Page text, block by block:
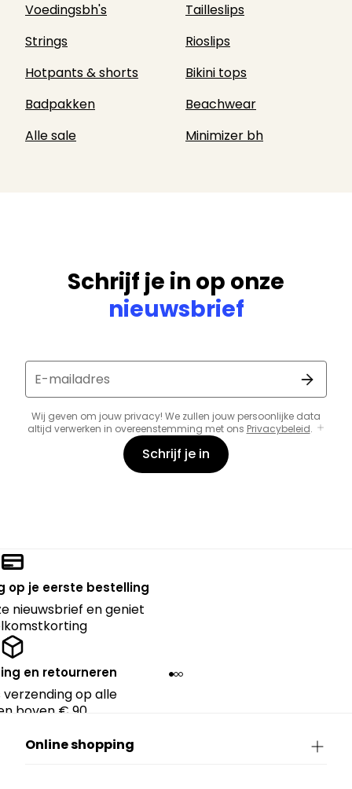
Voedingsbh's
Tailleslips
Strings
Rioslips
Hotpants & shorts
Bikini tops
Badpakken
Beachwear
Alle sale
Minimizer bh
Schrijf je in op onze
nieuwsbrief
E-mailadres
Wij geven om jouw privacy! We zullen jouw persoonlijke data
altijd verwerken in overeenstemming met ons Privacybeleid.
Schrijf je in
op je eerste bestelling
nieuwsbrief en geniet
en retourneren
op alle
boven € 90.
Online shopping